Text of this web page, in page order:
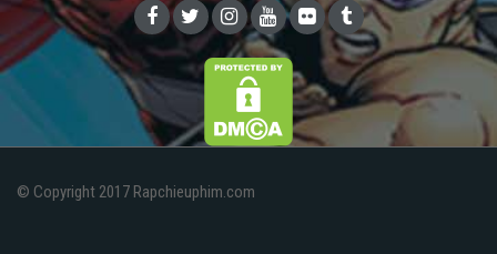
© Copyright 2017 Rapchieuphim.com